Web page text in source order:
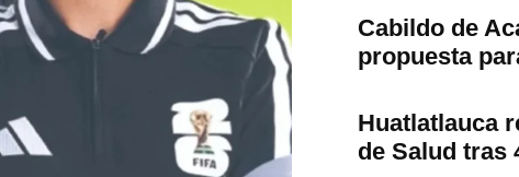
Cabildo de
propuesta
Huatlatlauca
de Salud tras